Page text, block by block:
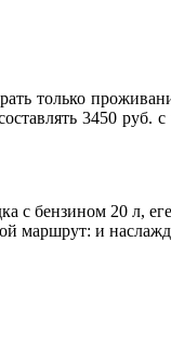
только
3450 руб.
с бензином 20 л,
маршрут: и